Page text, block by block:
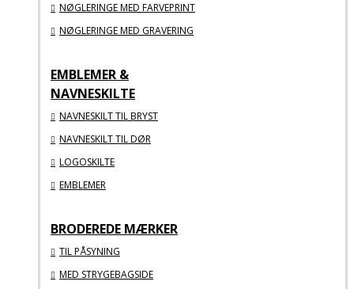
NØGLERINGE MED FARVEPRINT
NØGLERINGE MED GRAVERING
EMBLEMER &
NAVNESKILTE
NAVNESKILT TIL BRYST
NAVNESKILT TIL DØR
LOGOSKILTE
EMBLEMER
BRODEREDE MÆRKER
TIL PÅSYNING
MED STRYGEBAGSIDE